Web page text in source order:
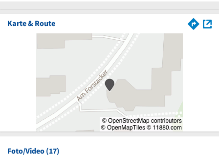
Karte & Route
Foto/Video (17)